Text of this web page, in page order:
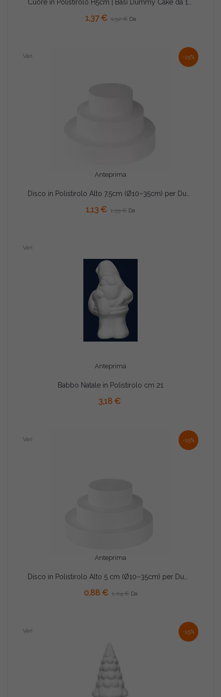
1,37 € 1,52 € Da
-15%
Anteprima
Vari
1,13 € 1,33 € Da
Anteprima
Vari
Babbo Natale in Polistirolo cm 21
3,18 €
-15%
Anteprima
Vari
0,88 € 1,04 € Da
-15%
Vari